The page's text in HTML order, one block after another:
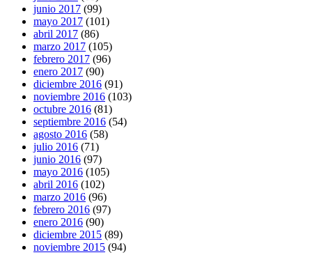
junio 2017 (99)
mayo 2017 (101)
abril 2017 (86)
marzo 2017 (105)
febrero 2017 (96)
enero 2017 (90)
diciembre 2016 (91)
noviembre 2016 (103)
octubre 2016 (81)
septiembre 2016 (54)
agosto 2016 (58)
julio 2016 (71)
junio 2016 (97)
mayo 2016 (105)
abril 2016 (102)
marzo 2016 (96)
febrero 2016 (97)
enero 2016 (90)
diciembre 2015 (89)
noviembre 2015 (94)